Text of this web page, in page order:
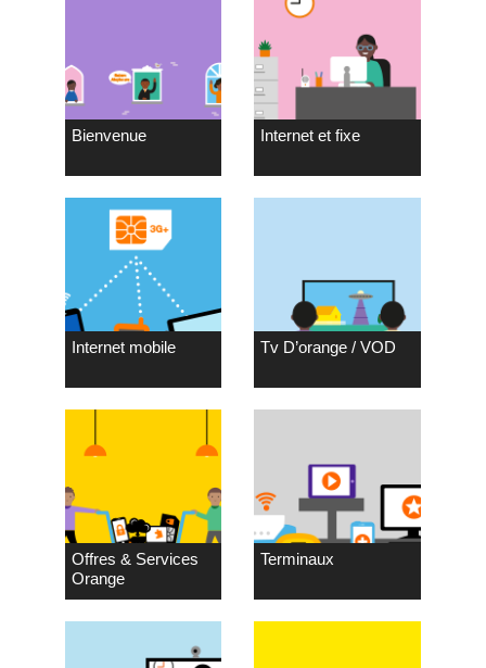
Bienvenue Internet et fixe
Internet mobile Tv D’orange / VOD
Offres & Services
Orange
Terminaux